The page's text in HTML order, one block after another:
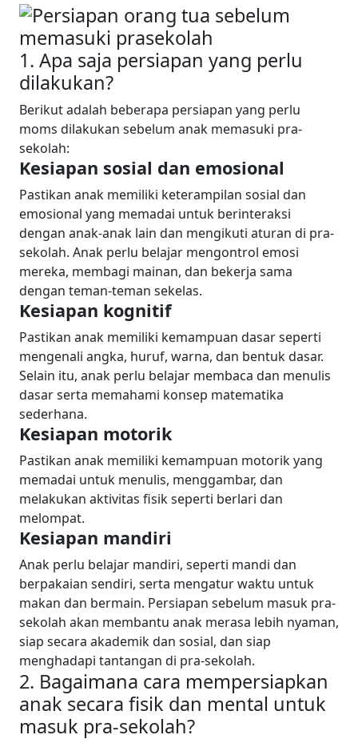
1. Apa saja persiapan yang perlu
dilakukan?
Berikut adalah beberapa persiapan yang perlu
moms dilakukan sebelum anak memasuki pra-
sekolah:
Kesiapan sosial dan emosional
Pastikan anak memiliki keterampilan sosial dan
emosional yang memadai untuk berinteraksi
dengan anak-anak lain dan mengikuti aturan di pra-
sekolah. Anak perlu belajar mengontrol emosi
mereka, membagi mainan, dan bekerja sama
dengan teman-teman sekelas.
Kesiapan kognitif
Pastikan anak memiliki kemampuan dasar seperti
mengenali angka, huruf, warna, dan bentuk dasar.
Selain itu, anak perlu belajar membaca dan menulis
dasar serta memahami konsep matematika
sederhana.
Kesiapan motorik
Pastikan anak memiliki kemampuan motorik yang
memadai untuk menulis, menggambar, dan
melakukan aktivitas fisik seperti berlari dan
melompat.
Kesiapan mandiri
Anak perlu belajar mandiri, seperti mandi dan
berpakaian sendiri, serta mengatur waktu untuk
makan dan bermain. Persiapan sebelum masuk pra-
sekolah akan membantu anak merasa lebih nyaman,
siap secara akademik dan sosial, dan siap
menghadapi tantangan di pra-sekolah.
2. Bagaimana cara mempersiapkan
anak secara fisik dan mental untuk
masuk pra-sekolah?